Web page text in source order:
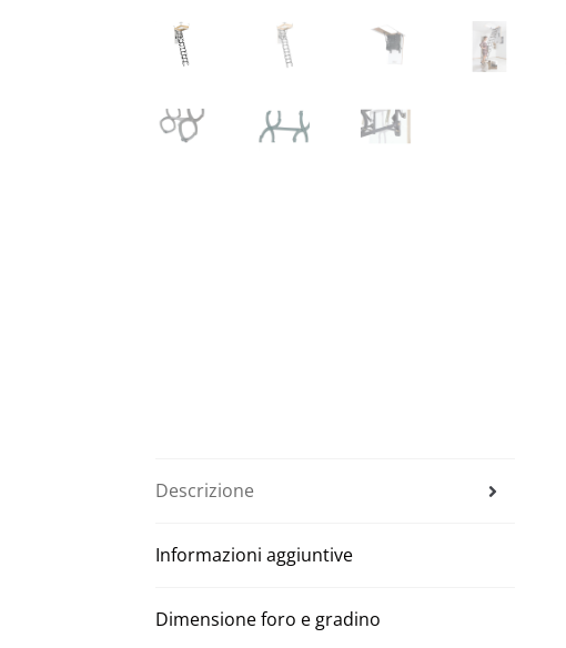
Descrizione
Informazioni aggiuntive
Dimensione foro e gradino